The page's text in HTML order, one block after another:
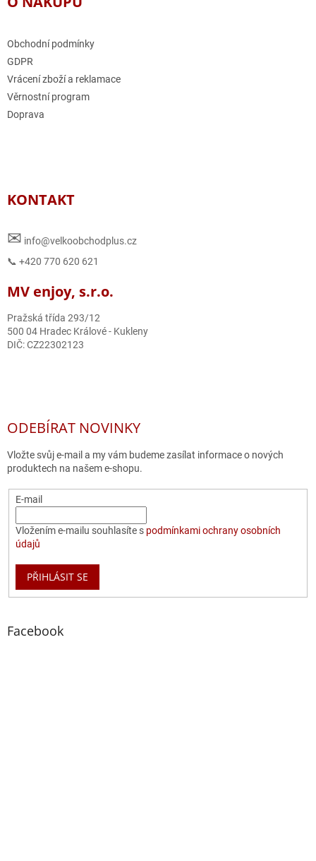
Obchodní podmínky
GDPR
Vrácení zboží a reklamace
Věrnostní program
Doprava
KONTAKT
✉ info@velkoobchodplus.cz
📞 +420 770 620 621
MV enjoy, s.r.o.
Pražská třída 293/12
500 04 Hradec Králové - Kukleny
DIČ: CZ22302123
ODEBÍRAT NOVINKY
Vložte svůj e-mail a my vám budeme zasílat informace o nových
produktech na našem e-shopu.
E-mail
Vložením e-mailu souhlasíte s podmínkami ochrany osobních
údajů
PŘIHLÁSIT SE
Facebook